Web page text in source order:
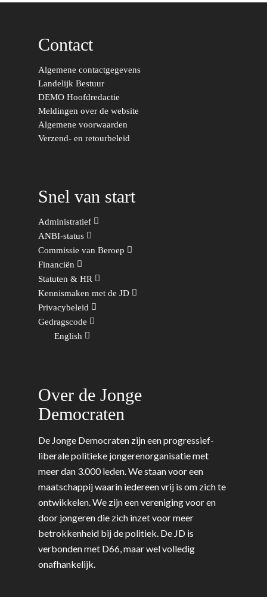
Contact
Algemene contactgegevens
Landelijk Bestuur
DEMO Hoofdredactie
Meldingen over de website
Algemene voorwaarden
Verzend- en retourbeleid
Snel van start
Administratief
ANBI-status
Commissie van Beroep
Financiën
Statuten & HR
Kennismaken met de JD
Privacybeleid
Gedragscode
English
Over de Jonge
Democraten
De Jonge Democraten zijn een progressief-
liberale politieke jongerenorganisatie met
meer dan 3.000 leden. We staan voor een
maatschappij waarin iedereen vrij is om zich te
ontwikkelen. We zijn een vereniging voor en
door jongeren die zich inzet voor meer
betrokkenheid bij de politiek. De JD is
verbonden met D66, maar wel volledig
onafhankelijk.